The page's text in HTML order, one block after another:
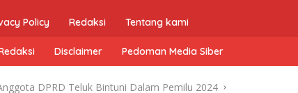
Policy Redaksi Tentang kami
Disclaimer Pedoman Media Siber
DPRD Teluk Bintuni Dalam Pemilu 2024